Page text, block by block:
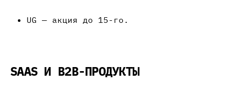
UG — акция до 15-го.
SAAS И B2B-ПРОДУКТЫ